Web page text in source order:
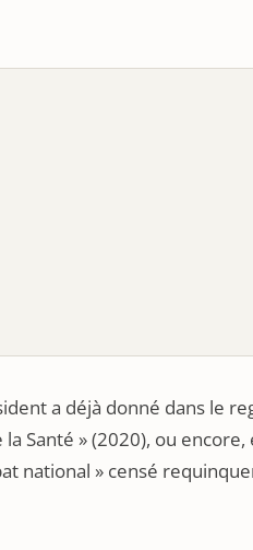
a déjà donné dans le
Santé » (2020), ou encore,
national » censé